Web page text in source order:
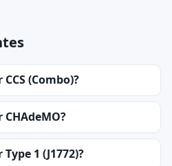
(Combo)?
1 (J1772)?